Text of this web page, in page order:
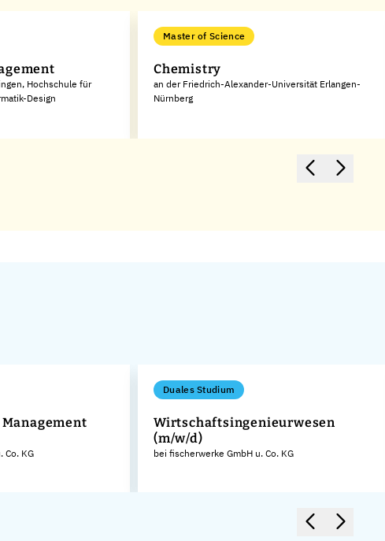
Hochschule für
Design
Master of Science
Chemistry
an der Friedrich-Alexander-Universität Erlangen-
Nürnberg
Co. KG
Duales Studium
Wirtschaftsingenieurwesen
(m/w/d)
bei fischerwerke GmbH u. Co. KG